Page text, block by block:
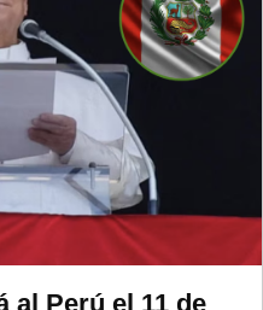
al Perú el 11 de